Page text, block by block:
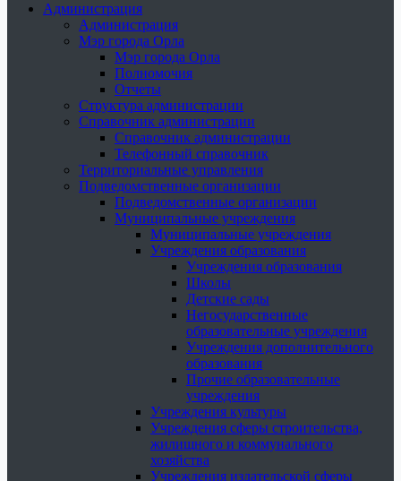
Администрация
Администрация
Мэр города Орла
Мэр города Орла
Полномочия
Отчеты
Структура администрации
Справочник администрации
Справочник администрации
Телефонный справочник
Территориальные управления
Подведомственные организации
Подведомственные организации
Муниципальные учреждения
Муниципальные учреждения
Учреждения образования
Учреждения образования
Школы
Детские сады
Негосударственные
образовательные учреждения
Учреждения дополнительного
образования
Прочие образовательные
учреждения
Учреждения культуры
Учреждения сферы строительства,
жилищного и коммунального
хозяйства
Учреждения издательской сферы